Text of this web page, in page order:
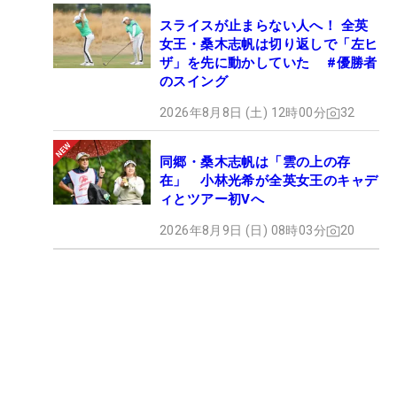
スライスが止まらない人へ！ 全英
女王・桑木志帆は切り返しで「左ヒ
ザ」を先に動かしていた #優勝者
のスイング
2026年8月8日 (土) 12時00分 32
同郷・桑木志帆は「雲の上の存
在」 小林光希が全英女王のキャデ
ィとツアー初Vへ
2026年8月9日 (日) 08時03分 20